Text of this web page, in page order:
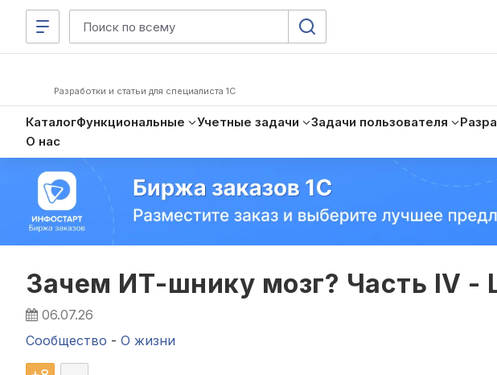
Разработки и статьи для специалиста 1С
КаталогФункциональные Учетные задачи Задачи пользователя
О нас
Зачем ИТ-шнику мозг? Часть IV -
06.07.26
Сообщество - О жизни